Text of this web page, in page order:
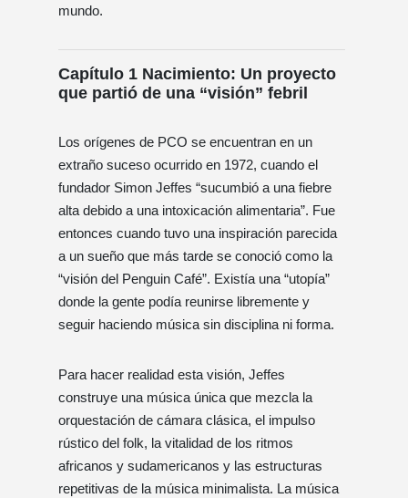
mundo.
Capítulo 1 Nacimiento: Un proyecto
que partió de una “visión” febril
Los orígenes de PCO se encuentran en un
extraño suceso ocurrido en 1972, cuando el
fundador Simon Jeffes “sucumbió a una fiebre
alta debido a una intoxicación alimentaria”. Fue
entonces cuando tuvo una inspiración parecida
a un sueño que más tarde se conoció como la
“visión del Penguin Café”. Existía una “utopía”
donde la gente podía reunirse libremente y
seguir haciendo música sin disciplina ni forma.
Para hacer realidad esta visión, Jeffes
construye una música única que mezcla la
orquestación de cámara clásica, el impulso
rústico del folk, la vitalidad de los ritmos
africanos y sudamericanos y las estructuras
repetitivas de la música minimalista. La música